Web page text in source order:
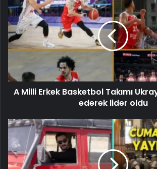
A Milli Erkek Basketbol Takımı
ederek lider oldu